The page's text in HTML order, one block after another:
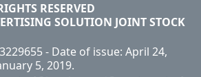
RESERVED
SOLUTION JOINT STOCK
- Date of issue: April 24,
5, 2019.